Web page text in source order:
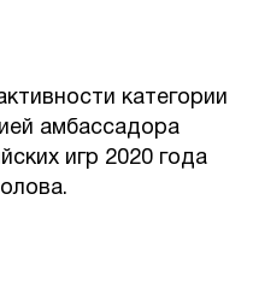
категории
амбассадора
игр 2020 года